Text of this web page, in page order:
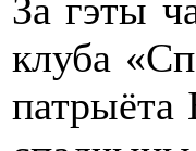
За гэты
клуба
патрыёта